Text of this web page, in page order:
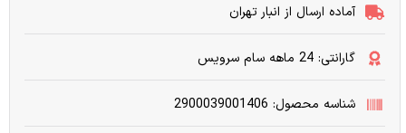
آماده ارسال از انبار تهران
گارانتی: 24 ماهه سام سرويس
شناسه محصول: 2900039001406